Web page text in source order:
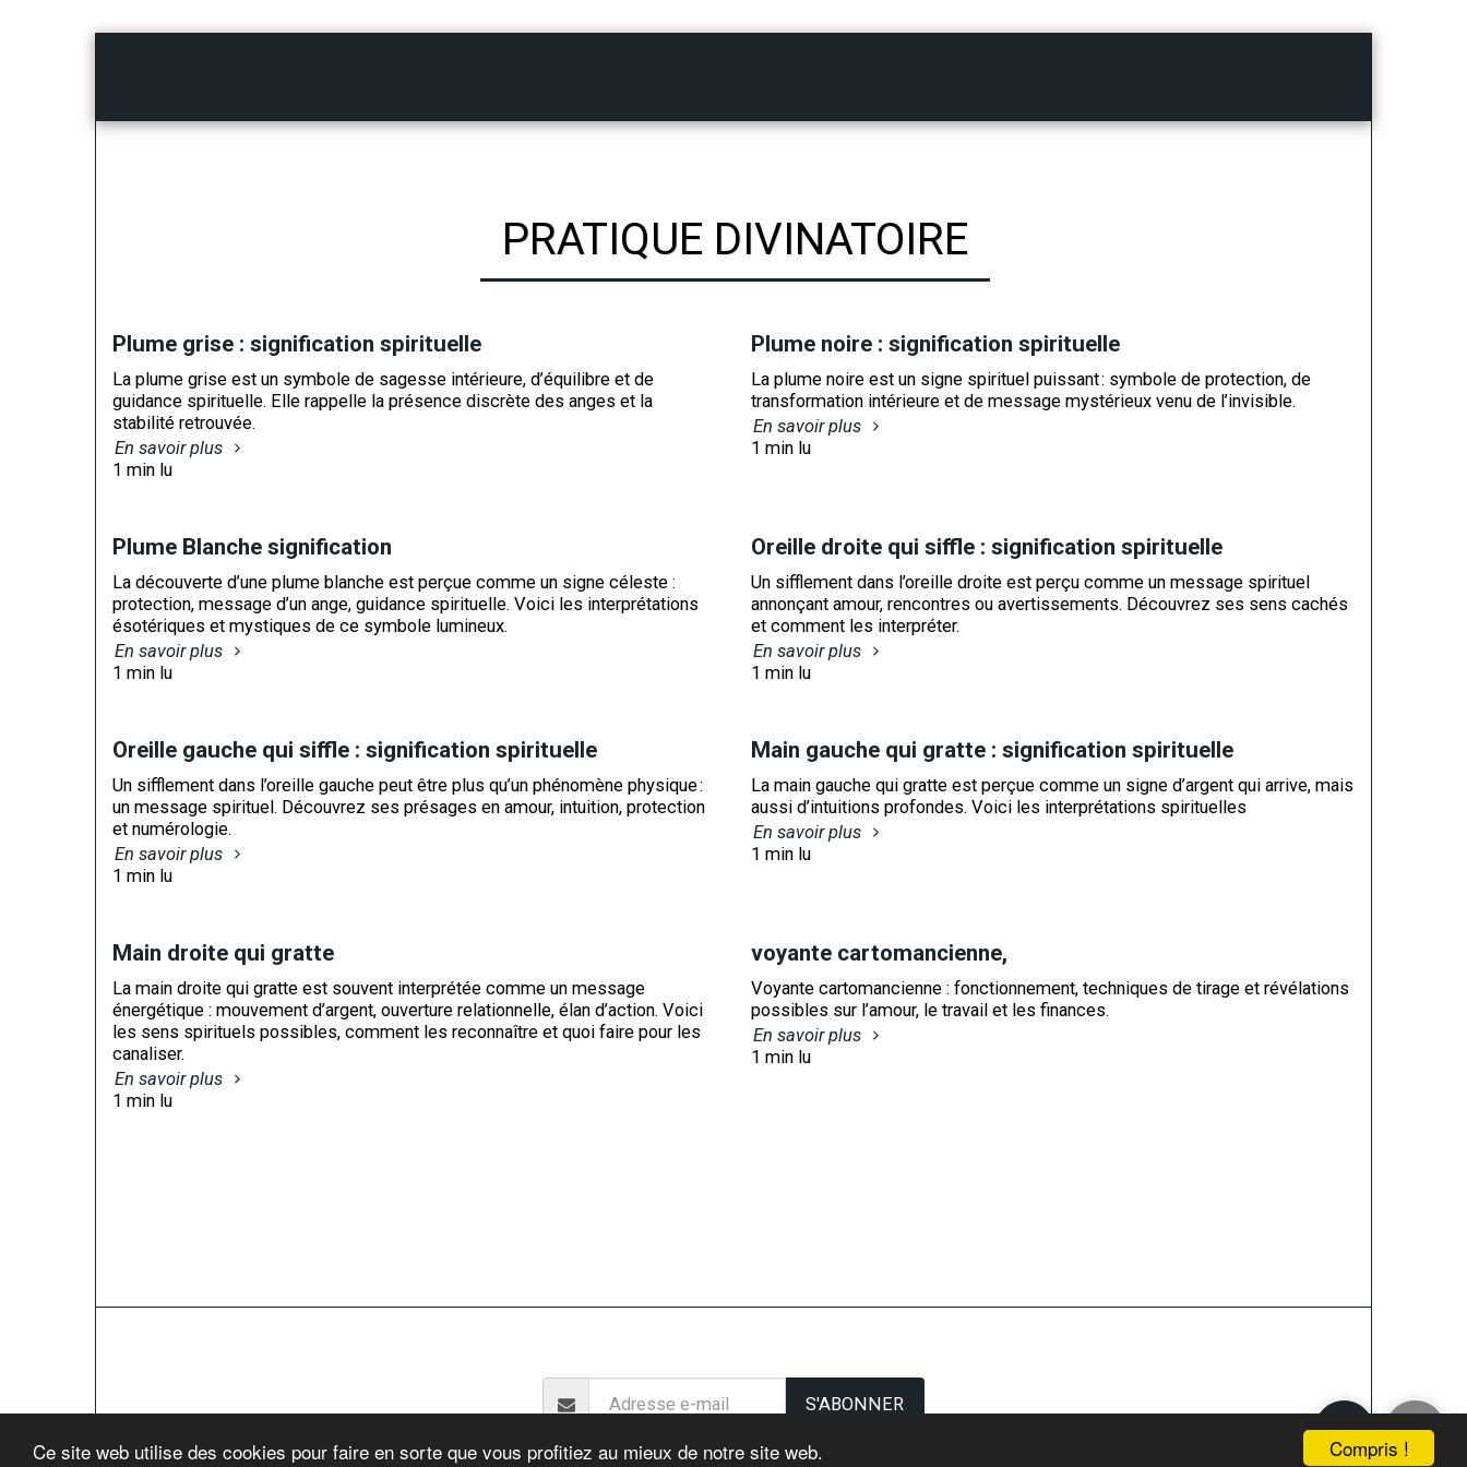
Compris !
Ce site web utilise des cookies pour faire en sorte que vous profitiez au mieux de notre site web.
PRATIQUE DIVINATOIRE
Plume grise : signification spirituelle
La plume grise est un symbole de sagesse intérieure, d’équilibre et de
guidance spirituelle. Elle rappelle la présence discrète des anges et la
stabilité retrouvée.
En savoir plus
1 min lu
Plume noire : signification spirituelle
La plume noire est un signe spirituel puissant : symbole de protection, de
transformation intérieure et de message mystérieux venu de l’invisible.
En savoir plus
1 min lu
Plume Blanche signification
La découverte d’une plume blanche est perçue comme un signe céleste :
protection, message d’un ange, guidance spirituelle. Voici les interprétations
ésotériques et mystiques de ce symbole lumineux.
En savoir plus
1 min lu
Oreille droite qui siffle : signification spirituelle
Un sifflement dans l’oreille droite est perçu comme un message spirituel
annonçant amour, rencontres ou avertissements. Découvrez ses sens cachés
et comment les interpréter.
En savoir plus
1 min lu
Oreille gauche qui siffle : signification spirituelle
Un sifflement dans l’oreille gauche peut être plus qu’un phénomène physique :
un message spirituel. Découvrez ses présages en amour, intuition, protection
et numérologie.
En savoir plus
1 min lu
Main gauche qui gratte : signification spirituelle
La main gauche qui gratte est perçue comme un signe d’argent qui arrive, mais
aussi d’intuitions profondes. Voici les interprétations spirituelles
En savoir plus
1 min lu
Main droite qui gratte
La main droite qui gratte est souvent interprétée comme un message
énergétique : mouvement d’argent, ouverture relationnelle, élan d’action. Voici
les sens spirituels possibles, comment les reconnaître et quoi faire pour les
canaliser.
En savoir plus
1 min lu
voyante cartomancienne,
Voyante cartomancienne : fonctionnement, techniques de tirage et révélations
possibles sur l’amour, le travail et les finances.
En savoir plus
1 min lu
S'ABONNER
Droits d'auteur © 2026 Tous droits réservés -Voyance de Villecresnes stephane MICKAEL